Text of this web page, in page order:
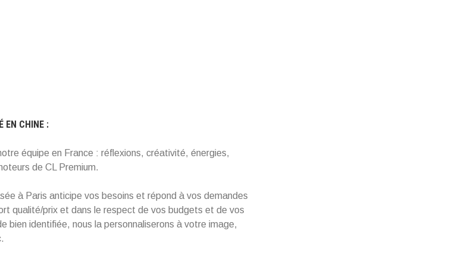
EN CHINE :
équipe en France : réflexions, créativité, énergies,
de CL Premium.
à Paris anticipe vos besoins et répond à vos demandes
qualité/prix et dans le respect de vos budgets et de vos
bien identifiée, nous la personnaliserons à votre image,